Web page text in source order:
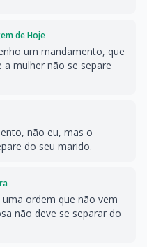
de Hoje
um mandamento, que
mulher não se separe
não eu, mas o
do seu marido.
ordem que não vem
não deve se separar do